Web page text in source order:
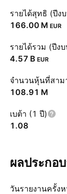
รายได้สุทธิ (ปีง
‪166.00 M‬ EUR
รายได้รวม (ปีง
‪4.57 B‬ EUR
จำนวนหุ้นที่สาม
‪108.91 M‬
เบต้า (1 ปี)
1.08
ผลประกอ
วันรายงานครั้ง